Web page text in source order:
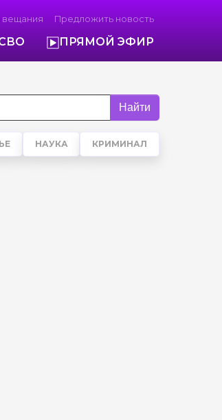
вещания Предложить новость
ПРЯМОЙ ЭФИР
Найти
НАУКА КРИМИНАЛ